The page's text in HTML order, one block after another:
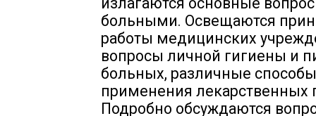
больными. Освещаются
работы медицинских
вопросы личной гигиены и
больных, различные способы
применения лекарственных
Подробно обсуждаются